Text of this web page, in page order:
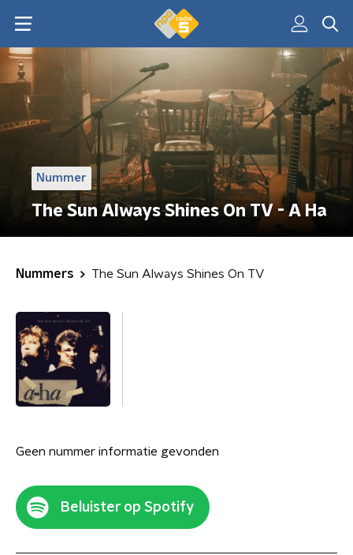
Nummer
The Sun Always Shines On TV - A Ha
Nummers The Sun Always Shines On TV
Geen nummer informatie gevonden
Beluister op Spotify